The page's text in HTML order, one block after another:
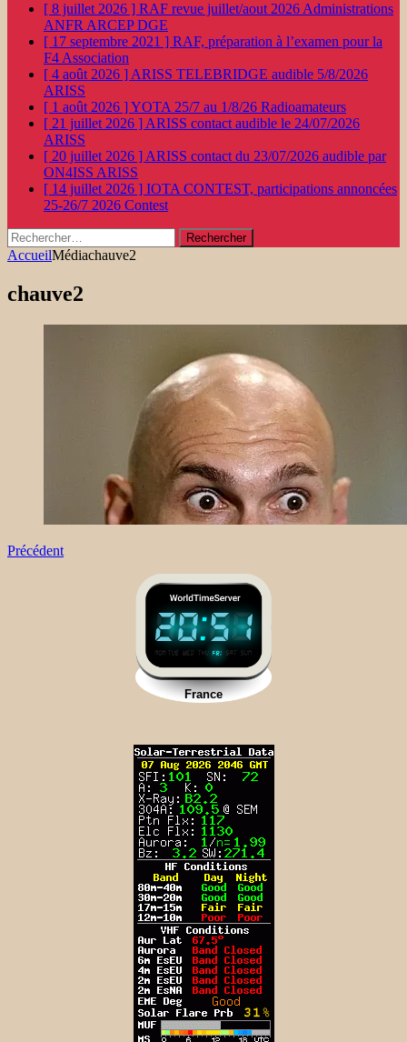
[ 8 juillet 2026 ] RAF revue juillet/aout 2026 Administrations
ANFR ARCEP DGE
[ 17 septembre 2021 ] RAF, préparation à l’examen pour la
F4 Association
[ 4 août 2026 ] ARISS TELEBRIDGE audible 5/8/2026
ARISS
[ 1 août 2026 ]YOTA 25/7 au 1/8/26 Radioamateurs
[ 21 juillet 2026 ] ARISS contact audible le 24/07/2026
ARISS
[ 20 juillet 2026 ] ARISS contact du 23/07/2026 audible par
ON4ISS ARISS
[ 14 juillet 2026 ] IOTA CONTEST, participations annoncées
25-26/7 2026 Contest
Rechercher :
AccueilMédiachauve2
chauve2
Précédent